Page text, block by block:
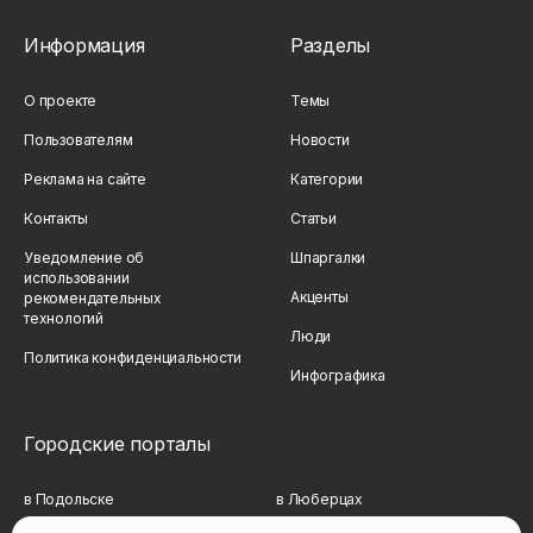
Информация
О проекте
Пользователям
Реклама на сайте
Контакты
Уведомление об
использовании
рекомендательных
технологий
Политика конфиденциальности
Разделы
Темы
Новости
Категории
Статьи
Шпаргалки
Акценты
Люди
Инфографика
Городские порталы
в Подольске в Люберцах